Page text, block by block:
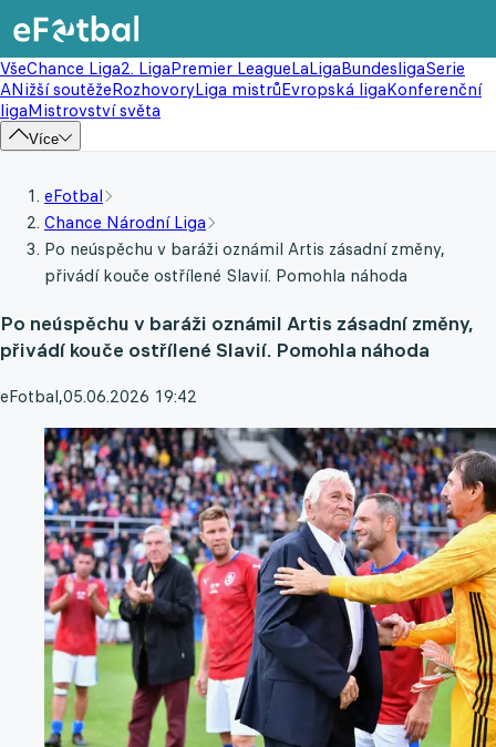
VšeChance Liga2. LigaPremier LeagueLaLigaBundesligaSerie
ANižší soutěžeRozhovoryLiga mistrůEvropská ligaKonferenční
ligaMistrovství světa
Více
eFotbal
Chance Národní Liga
Po neúspěchu v baráži oznámil Artis zásadní změny,
přivádí kouče ostřílené Slavií. Pomohla náhoda
Po neúspěchu v baráži oznámil Artis zásadní změny,
přivádí kouče ostřílené Slavií. Pomohla náhoda
eFotbal,05.06.2026 19:42